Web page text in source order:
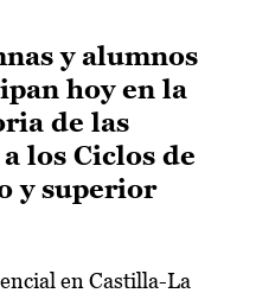
y alumnos
hoy en la
de las
los Ciclos de
y superior
en Castilla-La